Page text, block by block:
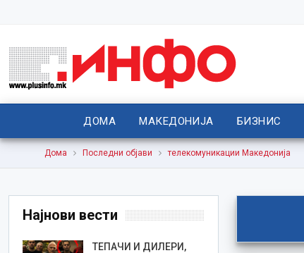
ДОМА МАКЕДОНИЈА БИЗНИС
Дома Последни објави телекомуникации Македонија
Најнови вести
TEПАЧИ И ДИЛЕРИ,